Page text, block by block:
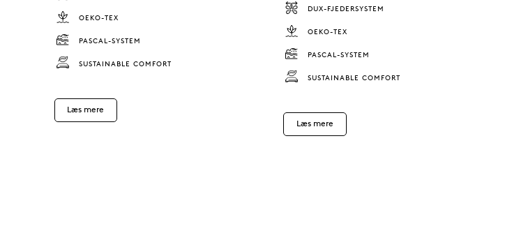
OEKO-TEX
PASCAL-SYSTEM
SUSTAINABLE COMFORT
Læs mere
DUX-FJEDERSYSTEM
OEKO-TEX
PASCAL-SYSTEM
SUSTAINABLE COMFORT
Læs mere